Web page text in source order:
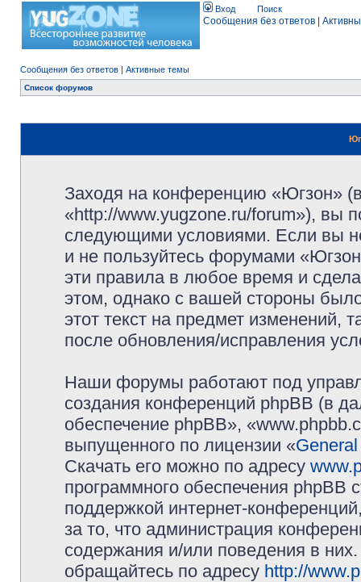
Вход Поиск
Сообщения без ответов
Сообщения без ответов | Активные темы
Список форумов
Заходя на конференцию «Югзон»
«http://www.yugzone.ru/forum»), вы
следующими условиями. Если вы
и не пользуйтесь форумами
эти правила в любое время и
этом, однако с вашей стороны
этот текст на предмет изменений,
после обновления/исправления
Наши форумы работают под
создания конференций phpBB (в
обеспечение phpBB»,
выпущенного по лицензии «
Скачать его можно по адресу
программного обеспечения phpBB
поддержкой интернет-
за то, что администрация
содержания и/или поведения в
обращайтесь по адресу http://